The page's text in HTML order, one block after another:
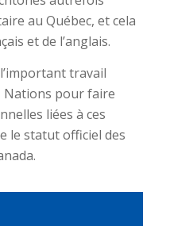
au Québec, et cela
et de l’anglais.
travail
Nations pour faire
liées à ces
le statut officiel des